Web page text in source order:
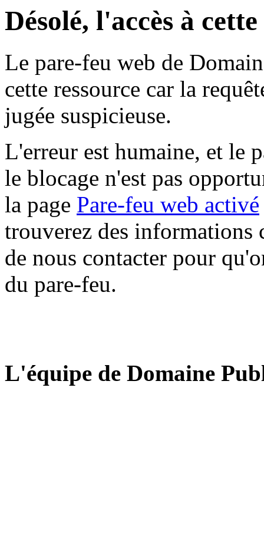
Désolé, l'accès à
Le pare-feu web de
cette ressource car la
jugée suspicieuse.
L'erreur est humaine, et le
le blocage n'est pas
la page Pare-feu web activé
trouverez des informations
de nous contacter pour
du pare-feu.
L'équipe de Domaine